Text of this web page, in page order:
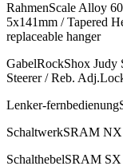
RahmenScale Alloy
5x141mm / Tapered
replaceable hanger
GabelRockShox Judy
Steerer / Reb.
Lenker-
SchaltwerkSRAM NX
SchalthebelSRAM